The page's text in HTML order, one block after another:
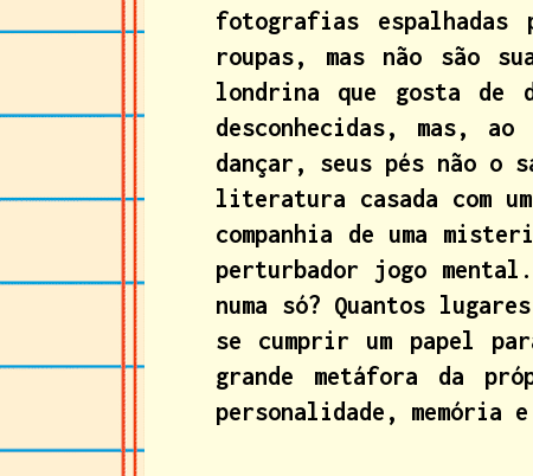
fotografias
roupas, mas não são
londrina que gosta de
desconhecidas, mas,
dançar, seus pés não o
literatura casada com
companhia de uma
perturbador jogo
numa só? Quantos
se cumprir um papel
grande metáfora da
personalidade, memória